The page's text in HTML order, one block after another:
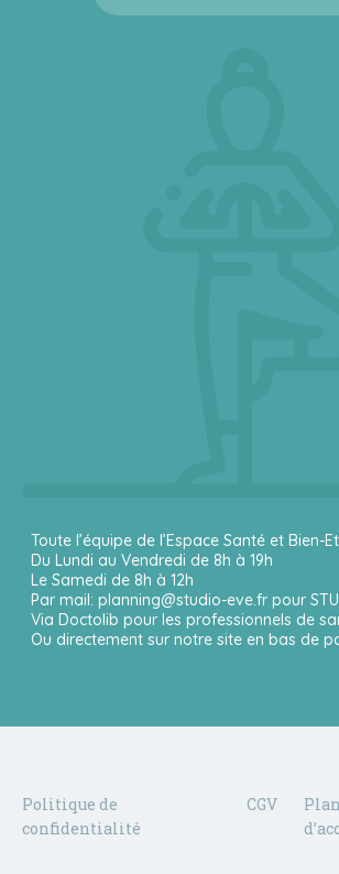
Toute l’équipe de l’Espace Santé et Bien-
Du Lundi au Vendredi de 8h à 19h
Le Samedi de 8h à 12h
Par mail: planning@studio-eve.fr pour
Via Doctolib pour les professionnels de
Ou directement sur notre site en bas de
Politique de
confidentialité
CGV
Plan